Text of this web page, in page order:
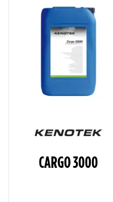
CARGO 3000